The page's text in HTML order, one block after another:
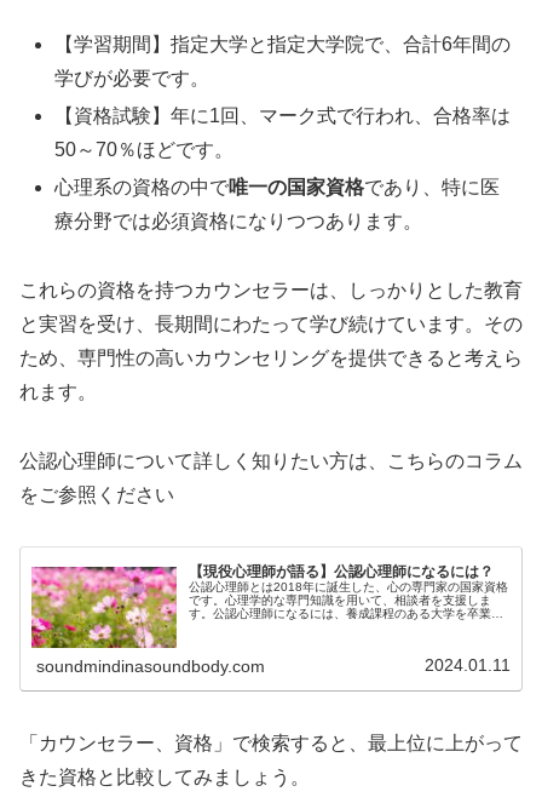
【学習期間】指定大学と指定大学院で、合計6年間の
学びが必要です。
【資格試験】年に1回、マーク式で行われ、合格率は
50～70％ほどです。
心理系の資格の中で唯一の国家資格であり、特に医
療分野では必須資格になりつつあります。
これらの資格を持つカウンセラーは、しっかりとした教育
と実習を受け、長期間にわたって学び続けています。その
ため、専門性の高いカウンセリングを提供できると考えら
れます。
公認心理師について詳しく知りたい方は、こちらのコラム
をご参照ください
【現役心理師が語る】公認心理師になるには？
公認心理師とは2018年に誕生した、心の専門家の国家資格
です。心理学的な専門知識を用いて、相談者を支援しま
す。公認心理師になるには、養成課程のある大学を卒業
soundmindinasoundbody.com 2024.01.11
「カウンセラー、資格」で検索すると、最上位に上がって
きた資格と比較してみましょう。